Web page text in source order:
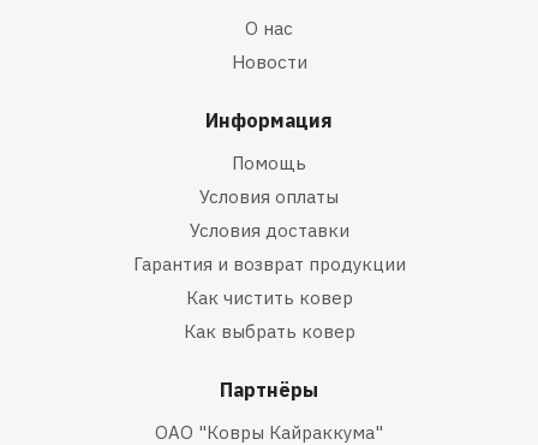
О нас
Новости
Информация
Помощь
Условия оплаты
Условия доставки
Гарантия и возврат продукции
Как чистить ковер
Как выбрать ковер
Партнёры
ОАО "Ковры Кайраккума"